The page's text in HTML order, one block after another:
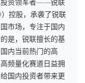
资领军者——锐联
）控股，承袭了锐联
市场，专注于国内
是，锐联擅长的基
内当前热门的高
频量化赛道日益拥
国内投资者带来更